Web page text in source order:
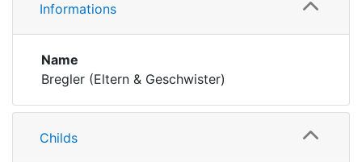
Informations
Name
Bregler (Eltern & Geschwister)
Childs